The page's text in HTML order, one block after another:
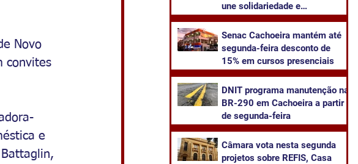
Novo
convites
e
une solidariedade e
Senac Cachoeira mantém até
segunda-feira desconto de
15% em cursos presenciais
DNIT programa manutenção na
BR-290 em Cachoeira a partir
de segunda-feira
Câmara vota nesta segunda
projetos sobre REFIS, Casa